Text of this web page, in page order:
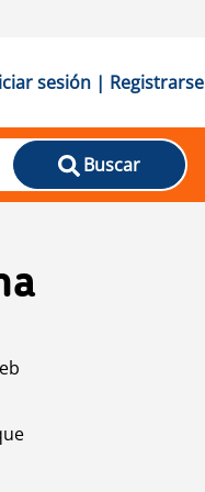
sesión | Registrarse
Buscar